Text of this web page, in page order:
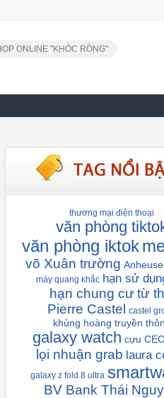
ONLINE "KHÓC RÒNG"
thương mại điện thoại
văn phòng
văn phòng iktok
võ Xuân trường
máy quang khắc hạn sử
hạn chung cưtừ
Pierre Castel
castel
khủng hoàng truyền
galaxy watch cựu
lọi nhuận grab laura
galaxy z fold 8 ultra
BV Bank Thái